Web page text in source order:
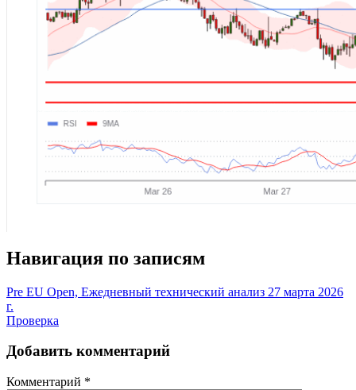
Навигация по записям
Pre EU Open, Ежедневный технический анализ 27 марта 2026
г.
Проверка
Добавить комментарий
Комментарий *